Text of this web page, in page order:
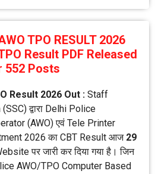
TPO RESULT 2026
Result PDF Released
552 Posts
Result 2026 Out : Staff
द्वारा Delhi Police
(AWO) एवं Tele Printer
2026 का CBT Result आज 29
पर जारी कर दिया गया है। जिन
AWO/TPO Computer Based